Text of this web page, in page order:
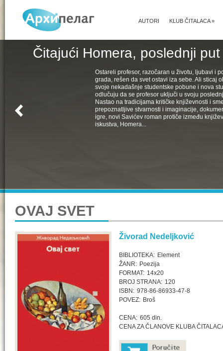
KLUB ČITALACA»
AUTORI
Čitajući Homera, poslednji put
Ostareli profesor, razočaran u životu, ljubavi i
grada, rešen da svet ostavi iza sebe. Ali sticaj
svoje nekadašnje studentske pobune i nova
odlučuju da se profesor uključi u svoju
Nastao na tradicijama kritičke književnosti i
prepoznatljive stvarnosti i imaginacije,
igre, novi Savićev roman protiče između
iskustva, Homera...
OVAJ SVET
Živorad Nedeljković
BIBLIOTEKA: Element
ŽANR: Poezija
FORMAT: 14x20
BROJ STRANA: 120
ISBN: 978-86-86933-47-8
POVEZ: Broš
CENA: 605 din.
CENA ZA ČLANOVE KLUBA